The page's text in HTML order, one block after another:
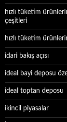
hızlı tüketim
çeşitleri
hızlı tüketim
idari bakış açısı
ideal bayi deposu
ideal toptan deposu
ikincil piyasalar